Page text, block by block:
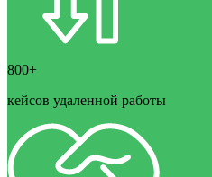
800+
кейсов удаленной работы